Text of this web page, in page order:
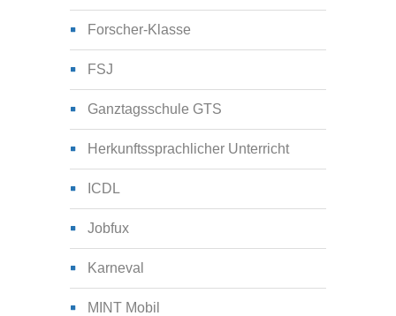
Forscher-Klasse
FSJ
Ganztagsschule GTS
Herkunftssprachlicher Unterricht
ICDL
Jobfux
Karneval
MINT Mobil